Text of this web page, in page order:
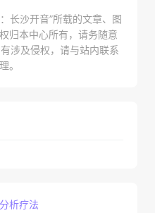
长沙开音”所载的文章、图
归本中心所有，请务随意
涉及侵权，请与站内联系
。
析疗法